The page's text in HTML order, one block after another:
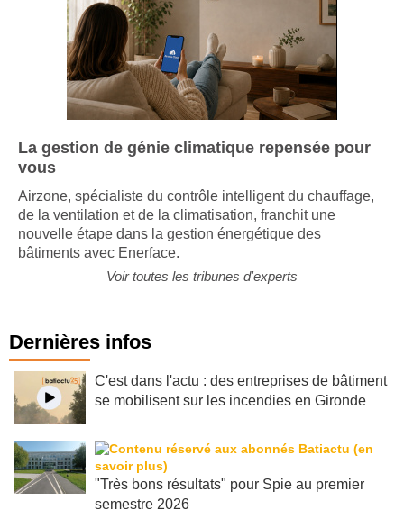
La gestion de génie climatique repensée pour
Airzone, spécialiste du contrôle intelligent du chauffage,
de la ventilation et de la climatisation, franchit une
nouvelle étape dans la gestion énergétique des
Dernières infos
C'est dans l'actu : des entreprises de bâtiment
"Très bons résultats" pour Spie au premier